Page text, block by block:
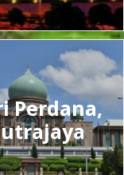
Perdana,